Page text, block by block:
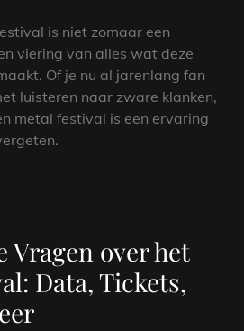
is niet zomaar een
viering van alles wat deze
Of je nu al jarenlang fan
luisteren naar zware klanken,
metal festival is een ervaring
Vragen over het
Data, Tickets,